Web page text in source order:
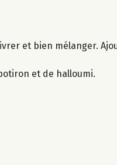
et bien mélanger.
et de halloumi.